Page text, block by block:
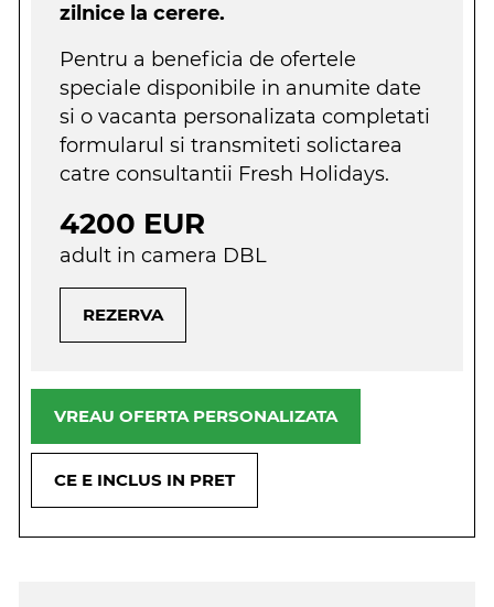
zilnice la cerere.
Pentru a beneficia de ofertele
speciale disponibile in anumite date
si o vacanta personalizata completati
formularul si transmiteti solictarea
catre consultantii Fresh Holidays.
4200 EUR
adult in camera DBL
REZERVA
VREAU OFERTA PERSONALIZATA
CE E INCLUS IN PRET